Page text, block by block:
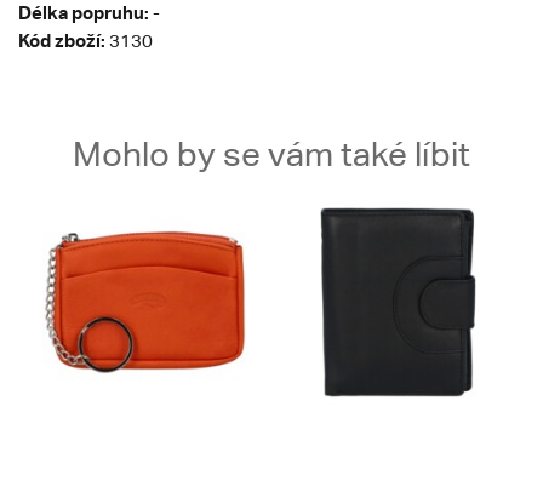
Délka popruhu: -
Kód zboží: 3130
Mohlo by se vám také líbit